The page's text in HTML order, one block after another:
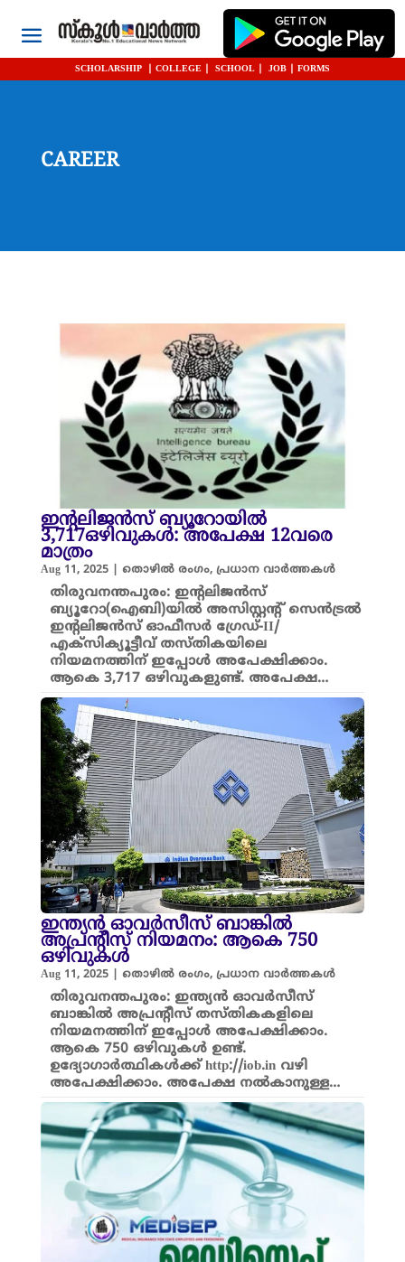
SCHOLARSHIP COLLEGE SCHOOL JOB FORMS
CAREER
ഇന്റലിജന്‍സ് ബ്യൂറോയിൽ
3,717ഒഴിവുകള്‍: അപേക്ഷ 12വരെ
മാത്രം
Aug 11, 2025| തൊഴിൽ രംഗം, പ്രധാന വാർത്തകൾ
തിരുവനന്തപുരം: ഇന്റലിജന്‍സ്
ബ്യൂറോ(ഐബി)യിൽ അസിസ്റ്റന്റ് സെന്‍ട്രല്‍
ഇന്റലിജന്‍സ് ഓഫീസര്‍ ഗ്രേഡ്-II/
എക്‌സിക്യൂട്ടീവ് തസ്തികയിലെ
നിയമനത്തിന് ഇപ്പോൾ അപേക്ഷിക്കാം.
ആകെ 3,717 ഒഴിവുകളുണ്ട്. അപേക്ഷ…
ഇന്ത്യന്‍ ഓവര്‍സീസ് ബാങ്കിൽ
അപ്രന്റീസ് നിയമനം: ആകെ 750
ഒഴിവുകൾ
Aug 11, 2025| തൊഴിൽ രംഗം, പ്രധാന വാർത്തകൾ
തിരുവനന്തപുരം: ഇന്ത്യന്‍ ഓവര്‍സീസ്
ബാങ്കിൽ അപ്രന്റീസ് തസ്തികകളിലെ
നിയമനത്തിന് ഇപ്പോൾ അപേക്ഷിക്കാം.
ആകെ 750 ഒഴിവുകൾ ഉണ്ട്.
ഉദ്യോഗാര്‍ത്ഥികള്‍ക്ക് http://iob.in വഴി
അപേക്ഷിക്കാം. അപേക്ഷ നൽകാനുള്ള…